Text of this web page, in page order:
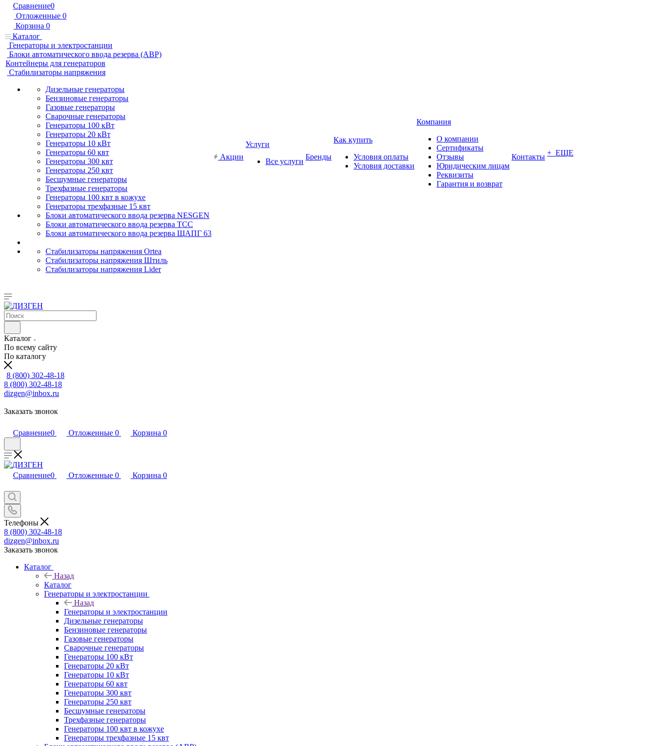
Сравнение0
Отложенные 0
Корзина 0
Каталог
Генераторы и электростанции
Блоки автоматического ввода резерва (АВР)
Контейнеры для генераторов
Стабилизаторы напряжения
Дизельные генераторы
Бензиновые генераторы
Газовые генераторы
Сварочные генераторы
Генераторы 100 кВт
Генераторы 20 кВт
Генераторы 10 кВт
Генераторы 60 квт
Генераторы 300 квт
Генераторы 250 квт
Бесшумные генераторы
Трехфазные генераторы
Генераторы 100 квт в кожухе
Генераторы трехфазные 15 квт
Блоки автоматического ввода резерва NESGEN
Блоки автоматического ввода резерва ТСС
Блоки автоматического ввода резерва ЩАПГ 63
Стабилизаторы напряжения Ortea
Стабилизаторы напряжения Штиль
Стабилизаторы напряжения Lider
Акции
Услуги
Все услуги
Бренды
Как купить
Условия оплаты
Условия доставки
Компания
О компании
Сертификаты
Отзывы
Юридическим лицам
Реквизиты
Гарантия и возврат
Контакты + ЕЩЕ
Каталог
По всему сайту
По каталогу
8 (800) 302-48-18
8 (800) 302-48-18
dizgen@inbox.ru
Заказать звонок
Сравнение0 Отложенные 0 Корзина 0
Сравнение0 Отложенные 0 Корзина 0
Телефоны
8 (800) 302-48-18
dizgen@inbox.ru
Заказать звонок
Каталог
Назад
Каталог
Генераторы и электростанции
Назад
Генераторы и электростанции
Дизельные генераторы
Бензиновые генераторы
Газовые генераторы
Сварочные генераторы
Генераторы 100 кВт
Генераторы 20 кВт
Генераторы 10 кВт
Генераторы 60 квт
Генераторы 300 квт
Генераторы 250 квт
Бесшумные генераторы
Трехфазные генераторы
Генераторы 100 квт в кожухе
Генераторы трехфазные 15 квт